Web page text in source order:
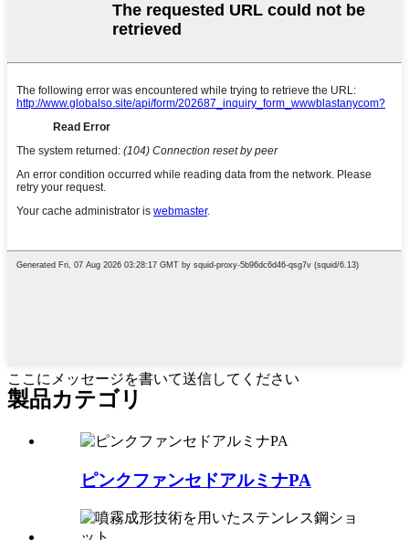
ここにメッセージを書いて送信してください
製品カテゴリ
ピンクファンセドアルミナPA